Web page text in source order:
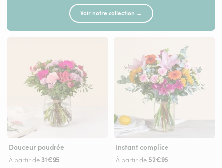
Voir notre collection →
Douceur poudrée
À partir de 31€95
Instant complice
À partir de 52€95